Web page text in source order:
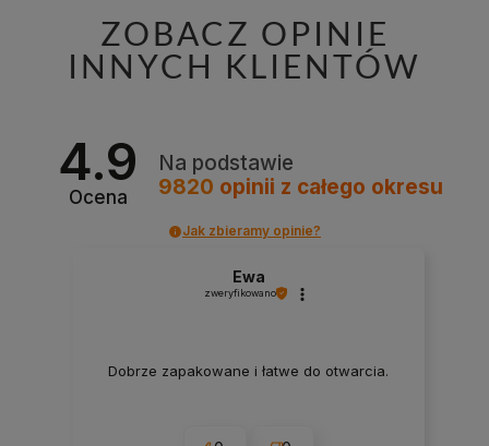
ZOBACZ OPINIE
INNYCH KLIENTÓW
4.9
Ocena
Na podstawie
9820 opinii z całego okresu
Jak zbieramy opinie?
Ewa
zweryfikowano
Dobrze zapakowane i łatwe do otwarcia.